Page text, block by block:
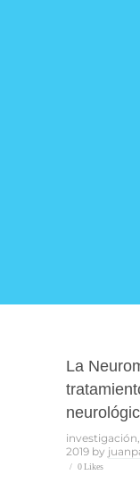
La
investigación
2019 by
0 Likes